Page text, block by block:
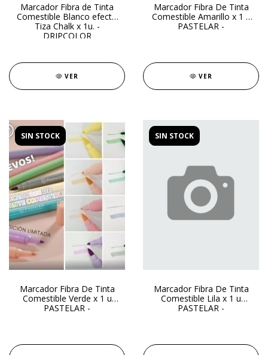
Marcador Fibra de Tinta
Comestible Blanco efecto
Tiza Chalk x 1u. -
DRIPCOLOR
VER
Marcador Fibra De Tinta
Comestible Amarillo x 1 u
PASTELAR -
VER
SIN STOCK
Marcador Fibra De Tinta
Comestible Verde x 1 u
PASTELAR -
SIN STOCK
Marcador Fibra De Tinta
Comestible Lila x 1 u
PASTELAR -